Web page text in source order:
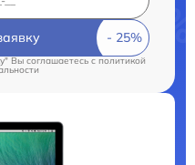
Вы соглашаетесь cполитикой